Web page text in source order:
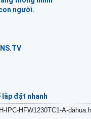
người.
lắp đặt nhanh
HFW1230TC1-A-